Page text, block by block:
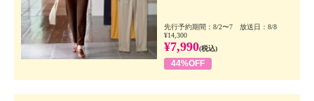
先行予約期間：8/2〜7 放送日：8/8
¥14,300
¥7,990(税込)
44%OFF